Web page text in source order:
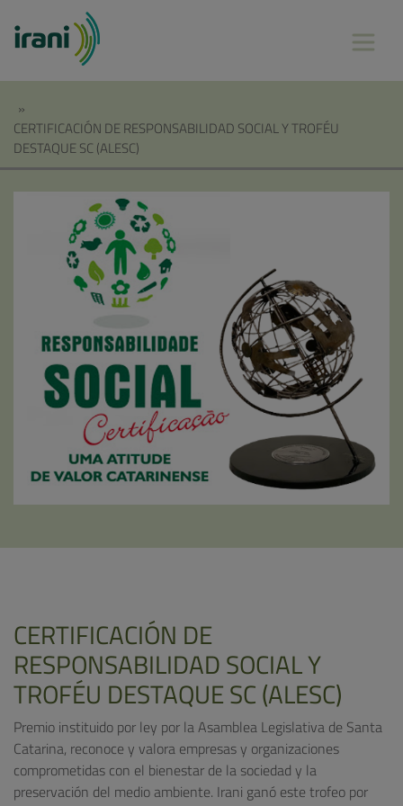
»
CERTIFICACIÓN DE RESPONSABILIDAD SOCIAL Y TROFÉU
DESTAQUE SC (ALESC)
CERTIFICACIÓN DE
RESPONSABILIDAD SOCIAL Y
TROFÉU DESTAQUE SC (ALESC)
Premio instituido por ley por la Asamblea Legislativa de Santa
Catarina, reconoce y valora empresas y organizaciones
comprometidas con el bienestar de la sociedad y la
preservación del medio ambiente. Irani ganó este trofeo por